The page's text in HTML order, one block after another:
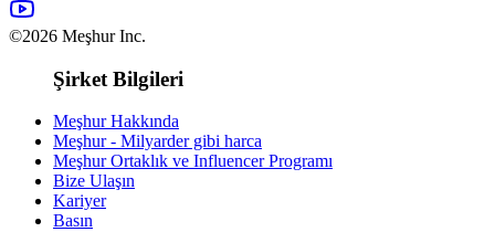
©2026 Meşhur Inc.
Şirket Bilgileri
Meşhur Hakkında
Meşhur - Milyarder gibi harca
Meşhur Ortaklık ve Influencer Programı
Bize Ulaşın
Kariyer
Basın